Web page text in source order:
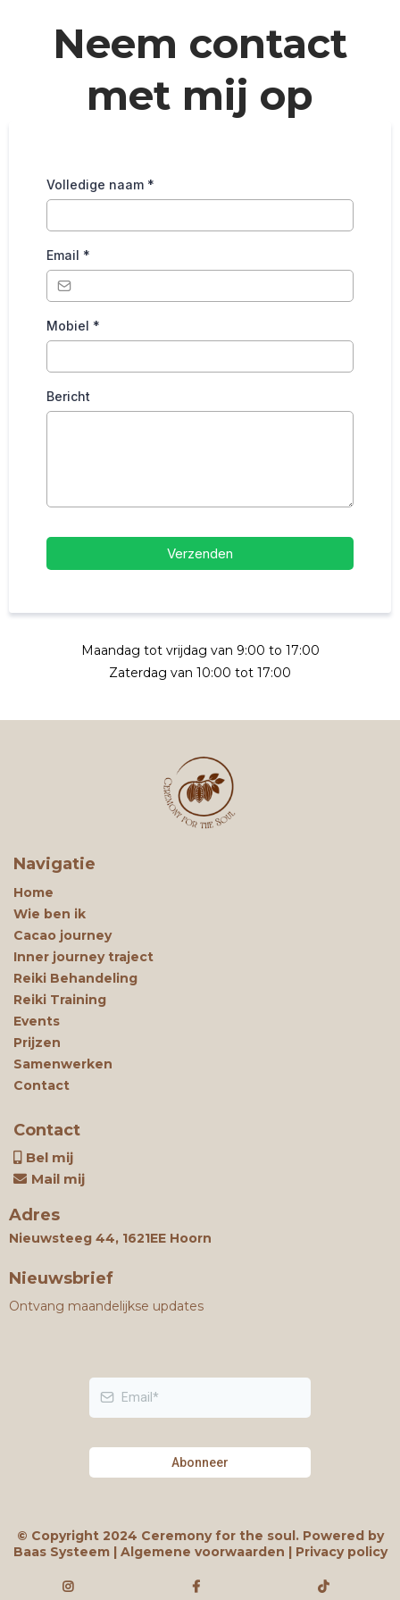
Neem contact
met mij op
Volledige naam *
Email *
Mobiel *
Bericht
Verzenden
Maandag tot vrijdag van 9:00 to 17:00
Zaterdag van 10:00 tot 17:00
Navigatie
Home
Wie ben ik
Cacao journey
Inner journey traject
Reiki Behandeling
Reiki Training
Events
Prijzen
Samenwerken
Contact
Contact
Bel mij
Mail mij
Adres
Nieuwsteeg 44, 1621EE Hoorn
Nieuwsbrief
Ontvang maandelijkse updates
Abonneer
© Copyright 2024 Ceremony for the soul. Powered by
Baas Systeem | Algemene voorwaarden | Privacy policy